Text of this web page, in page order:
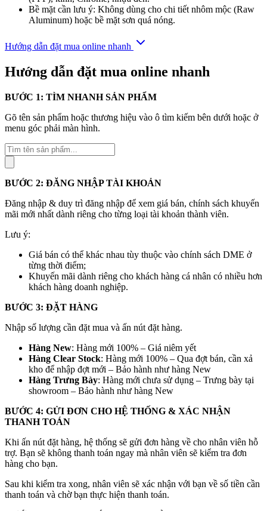
Bề mặt cần lưu ý: Không dùng cho chi tiết nhôm mộc (Raw
Aluminum) hoặc bề mặt sơn quá nóng.
Hướng dẫn đặt mua online nhanh
Hướng dẫn đặt mua online nhanh
BƯỚC 1: TÌM NHANH SẢN PHẨM
Gõ tên sản phẩm hoặc thương hiệu vào ô tìm kiếm bên dưới hoặc ở
menu góc phải màn hình.
Tìm
kiếm
sản
phẩm
BƯỚC 2: ĐĂNG NHẬP TÀI KHOẢN
Đăng nhập & duy trì đăng nhập để xem giá bán, chính sách khuyến
mãi mới nhất dành riêng cho từng loại tài khoản thành viên.
Lưu ý:
Giá bán có thể khác nhau tùy thuộc vào chính sách DME ở
từng thời điểm;
Khuyến mãi dành riêng cho khách hàng cá nhân có nhiều hơn
khách hàng doanh nghiệp.
BƯỚC 3: ĐẶT HÀNG
Nhập số lượng cần đặt mua và ấn nút đặt hàng.
Hàng New: Hàng mới 100% – Giá niêm yết
Hàng Clear Stock: Hàng mới 100% – Qua đợt bán, cần xả
kho để nhập đợt mới – Bảo hành như hàng New
Hàng Trưng Bày: Hàng mới chưa sử dụng – Trưng bày tại
showroom – Bảo hành như hàng New
BƯỚC 4: GỬI ĐƠN CHO HỆ THỐNG & XÁC NHẬN
THANH TOÁN
Khi ấn nút đặt hàng, hệ thống sẽ gửi đơn hàng về cho nhân viên hỗ
trợ. Bạn sẽ không thanh toán ngay mà nhân viên sẽ kiểm tra đơn
hàng cho bạn.
Sau khi kiểm tra xong, nhân viên sẽ xác nhận với bạn về số tiền cần
thanh toán và chờ bạn thực hiện thanh toán.